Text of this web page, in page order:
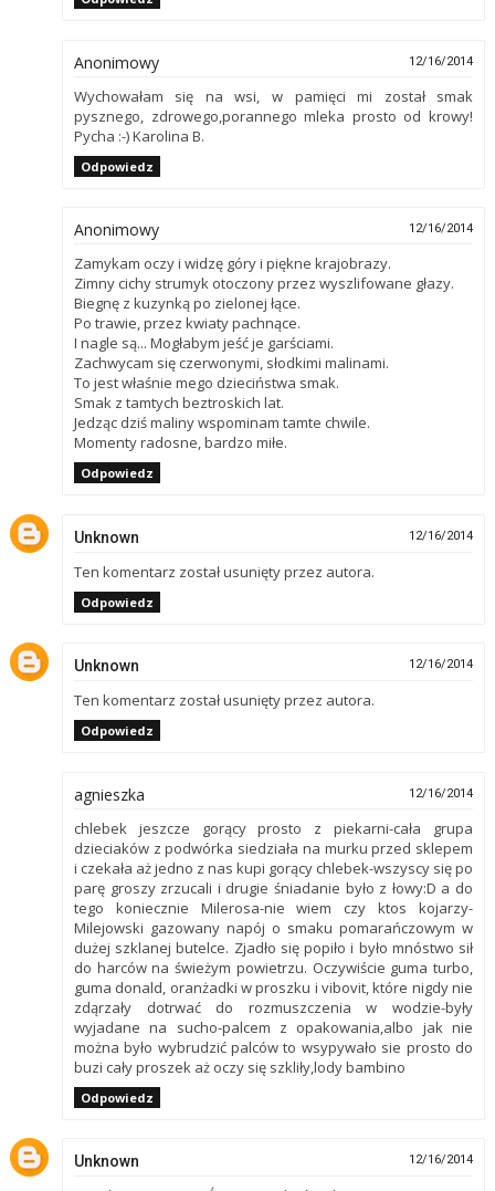
Anonimowy 12/16/2014
Wychowałam się na wsi, w pamięci mi został smak
pysznego, zdrowego,porannego mleka prosto od krowy!
Pycha :-) Karolina B.
Odpowiedz
Anonimowy 12/16/2014
Zamykam oczy i widzę góry i piękne krajobrazy.
Zimny cichy strumyk otoczony przez wyszlifowane głazy.
Biegnę z kuzynką po zielonej łące.
Po trawie, przez kwiaty pachnące.
I nagle są... Mogłabym jeść je garściami.
Zachwycam się czerwonymi, słodkimi malinami.
To jest właśnie mego dzieciństwa smak.
Smak z tamtych beztroskich lat.
Jedząc dziś maliny wspominam tamte chwile.
Momenty radosne, bardzo miłe.
Odpowiedz
Unknown 12/16/2014
Ten komentarz został usunięty przez autora.
Odpowiedz
Unknown 12/16/2014
Ten komentarz został usunięty przez autora.
Odpowiedz
agnieszka 12/16/2014
chlebek jeszcze gorący prosto z piekarni-cała grupa
dzieciaków z podwórka siedziała na murku przed sklepem
i czekała aż jedno z nas kupi gorący chlebek-wszyscy się po
parę groszy zrzucali i drugie śniadanie było z łowy:D a do
tego koniecznie Milerosa-nie wiem czy ktos kojarzy-
Milejowski gazowany napój o smaku pomarańczowym w
dużej szklanej butelce. Zjadło się popiło i było mnóstwo sił
do harców na świeżym powietrzu. Oczywiście guma turbo,
guma donald, oranżadki w proszku i vibovit, które nigdy nie
zdąrzały dotrwać do rozmuszczenia w wodzie-były
wyjadane na sucho-palcem z opakowania,albo jak nie
można było wybrudzić palców to wsypywało sie prosto do
buzi cały proszek aż oczy się szkliły,lody bambino
Odpowiedz
Unknown 12/16/2014